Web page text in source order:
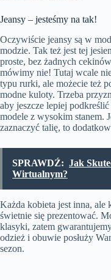
Jeansy – jesteśmy na tak!
Oczywiście jeansy są w
modzie. Tak też jest tej
proste, bez żadnych
mówimy nie! Tutaj wcale
typu rurki, ale możecie też
modne kuloty. Trzeba
aby jeszcze lepiej
modele z wysokim stanem.
zaznaczyć talię, to
SPRAWDŹ: Jak
Wirtualnym?
Każda kobieta jest inna, ale
świetnie się prezentować.
klasyki, zatem
odzież i obuwie posłuży
sezon.